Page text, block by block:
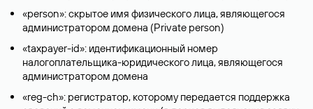
«person»: скрытое имя физического лица, являющегося
администратором домена (Privatе person)
«taxpayer-id»: идентификационный номер
налогоплательщика-юридического лица, являющегося
администратором домена
«reg-ch»: регистратор, которому передается поддержка